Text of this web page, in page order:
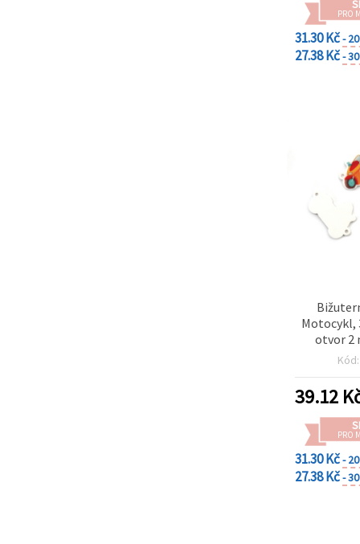
PRO
31.30 Kč-
27.38 Kč-
Motocykl,
otvor 2
Kód:
39.12
PRO
31.30 Kč-
27.38 Kč-